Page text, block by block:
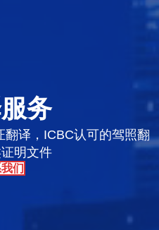
务
翻译，ICBC认可的驾照翻
明文件
们